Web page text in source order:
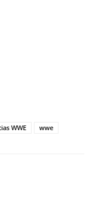
WWE wwe